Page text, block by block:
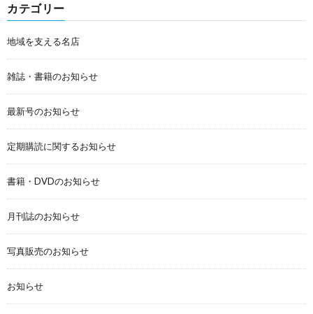
カテゴリー
地域を支える名店
雑誌・書籍のお知らせ
最新号のお知らせ
定期購読に関するお知らせ
書籍・DVDのお知らせ
月刊誌のお知らせ
写真販売のお知らせ
お知らせ